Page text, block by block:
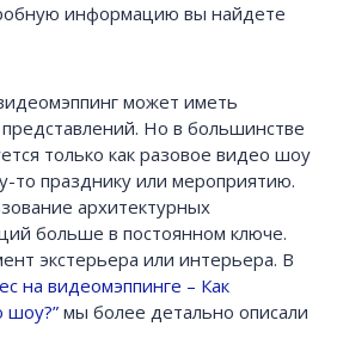
информацию вы найдете
может иметь
Но в большинстве
только как разовое видео шоу
то празднику или мероприятию.
архитектурных
больше в постоянном ключе.
экстерьера или интерьера. В
на видеомэппинге – Как
шоу?” мы более детально описали